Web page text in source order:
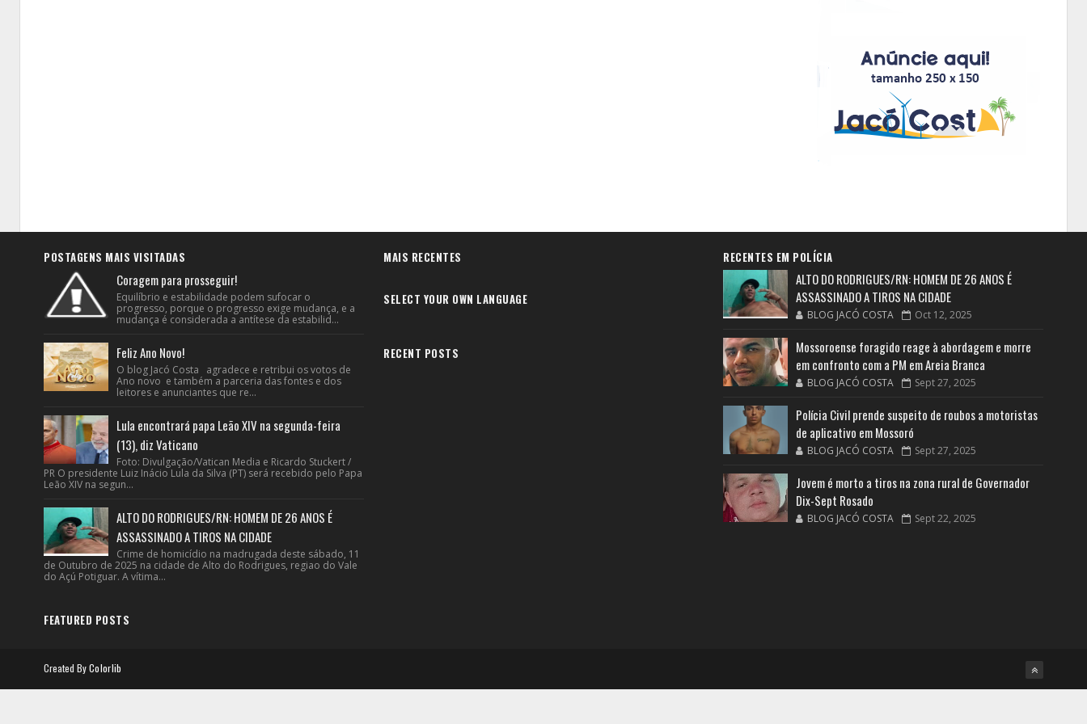
POSTAGENS MAIS VISITADAS
Coragem para prosseguir!
Equilíbrio e estabilidade podem sufocar o
progresso, porque o progresso exige mudança, e a
mudança é considerada a antítese da estabilid...
Feliz Ano Novo!
O blog Jacó Costa agradece e retribui os votos de
Ano novo e também a parceria das fontes e dos
leitores e anunciantes que re...
Lula encontrará papa Leão XIV na segunda-feira
(13), diz Vaticano
Foto: Divulgação/Vatican Media e Ricardo Stuckert /
PR O presidente Luiz Inácio Lula da Silva (PT) será recebido pelo Papa
Leão XIV na segun...
ALTO DO RODRIGUES/RN: HOMEM DE 26 ANOS É
ASSASSINADO A TIROS NA CIDADE
Crime de homicídio na madrugada deste sábado, 11
de Outubro de 2025 na cidade de Alto do Rodrigues, regiao do Vale
do Açú Potiguar. A vítima...
FEATURED POSTS
MAIS RECENTES
SELECT YOUR OWN LANGUAGE
RECENT POSTS
RECENTES EM POLÍCIA
ALTO DO RODRIGUES/RN: HOMEM DE 26 ANOS É
ASSASSINADO A TIROS NA CIDADE
BLOG JACÓ COSTA Oct 12, 2025
Mossoroense foragido reage à abordagem e morre
em confronto com a PM em Areia Branca
BLOG JACÓ COSTA Sept 27, 2025
Polícia Civil prende suspeito de roubos a motoristas
de aplicativo em Mossoró
BLOG JACÓ COSTA Sept 27, 2025
Jovem é morto a tiros na zona rural de Governador
Dix-Sept Rosado
BLOG JACÓ COSTA Sept 22, 2025
Created ByColorlib